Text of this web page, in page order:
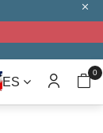
ES
0